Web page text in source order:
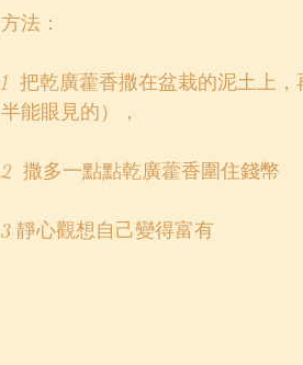
方法：
1  把乾廣藿香撒在盆栽的泥土上
半能眼見的），
2  撒多一點點乾廣藿香圍住錢幣
3 靜心觀想自己變得富有